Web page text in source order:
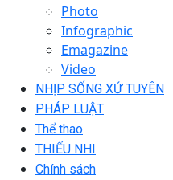
Photo
Infographic
Emagazine
Video
NHỊP SỐNG XỨ TUYÊN
PHÁP LUẬT
Thể thao
THIẾU NHI
Chính sách